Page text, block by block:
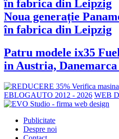
Noua generație
în fabrica din Leipzig
Patru modele ix35
in Austria,
EBLOGAUTO 2012 - 2026 WEB
Publicitate
Despre noi